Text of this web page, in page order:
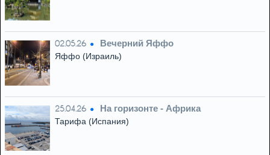
02.05.26 Вечерний Яффо
Яффо (Израиль)
25.04.26 На горизонте - Африка
Тарифа (Испания)